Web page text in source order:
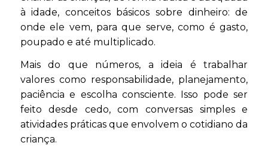
à idade, conceitos básicos sobre dinheiro: de
onde ele vem, para que serve, como é gasto,
poupado e até multiplicado.
Mais do que números, a ideia é trabalhar
valores como responsabilidade, planejamento,
paciência e escolha consciente. Isso pode ser
feito desde cedo, com conversas simples e
atividades práticas que envolvem o cotidiano da
criança.